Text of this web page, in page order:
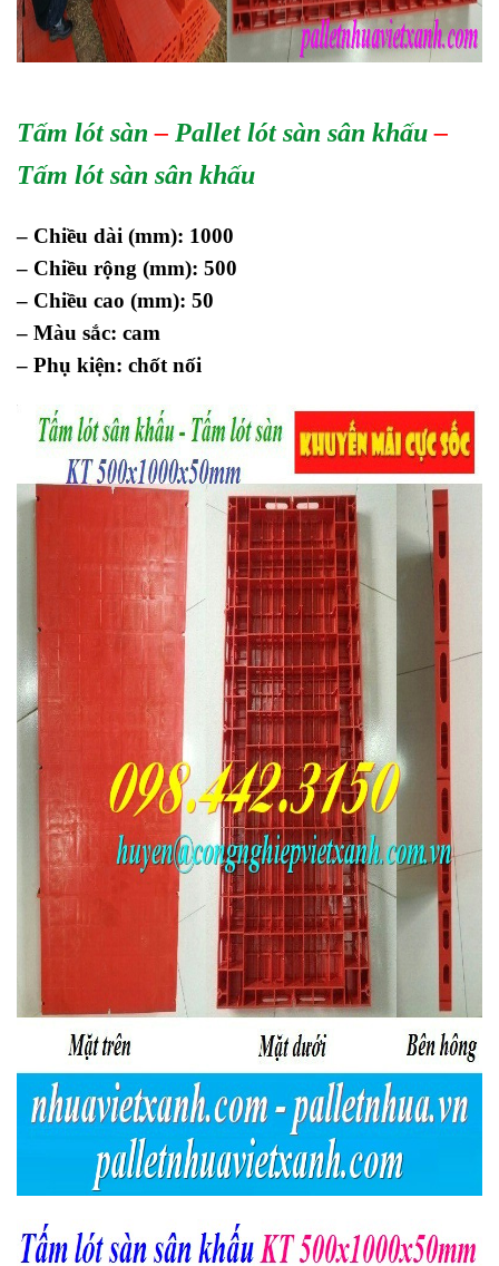
Tấm lót sàn – Pallet lót sàn sân khấu–
Tấm lót sàn sân khấu
– Chiều dài (mm): 1000
– Chiều rộng (mm): 500
– Chiều cao (mm): 50
– Màu sắc: cam
– Phụ kiện: chốt nối